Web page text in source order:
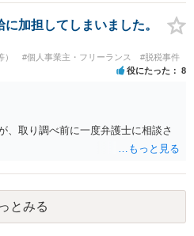
加担してしまいました。
#個人事業主・フリーランス #脱税事件
役にたった 8
、取り調べ前に一度弁護士に相談さ
とみる